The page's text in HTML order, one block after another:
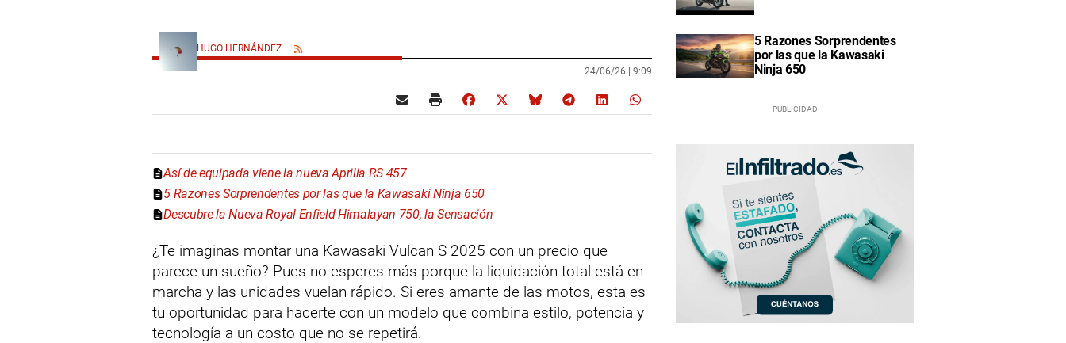
HUGO HERNÁNDEZ
24/06/26 | 9:09
Así de equipada viene la nueva Aprilia RS 457
5 Razones Sorprendentes por las que la Kawasaki Ninja 650
Descubre la Nueva Royal Enfield Himalayan 750, la Sensación
¿Te imaginas montar una Kawasaki Vulcan S 2025 con un precio que
parece un sueño? Pues no esperes más porque la liquidación total está en
marcha y las unidades vuelan rápido. Si eres amante de las motos, esta es
tu oportunidad para hacerte con un modelo que combina estilo, potencia y
tecnología a un costo que no se repetirá.
5 Razones Sorprendentes
por las que la Kawasaki
Ninja 650